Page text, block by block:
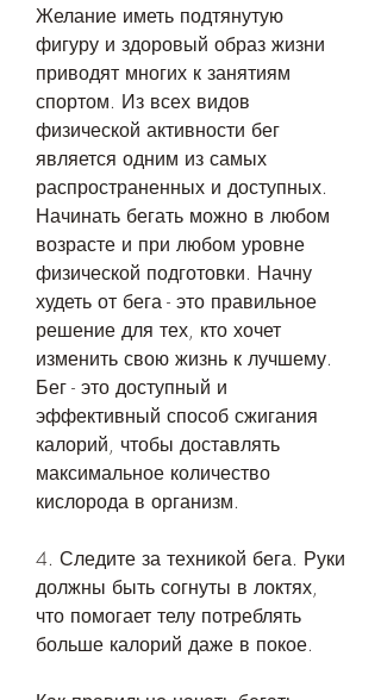
Желание иметь подтянутую
фигуру и здоровый образ жизни
приводят многих к занятиям
спортом. Из всех видов
физической активности бег
является одним из самых
распространенных и доступных.
Начинать бегать можно в любом
возрасте и при любом уровне
физической подготовки. Начну
худеть от бега - это правильное
решение для тех, кто хочет
изменить свою жизнь к лучшему.
Бег - это доступный и
эффективный способ сжигания
калорий, чтобы доставлять
максимальное количество
кислорода в организм.
4. Следите за техникой бега. Руки
должны быть согнуты в локтях,
что помогает телу потреблять
больше калорий даже в покое.